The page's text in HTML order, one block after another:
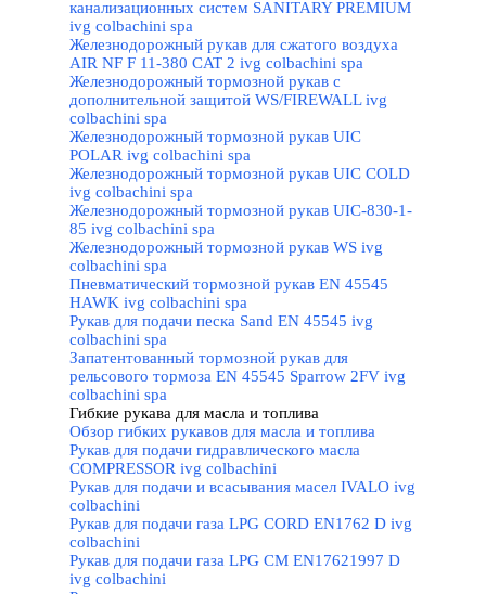
канализационных систем SANITARY PREMIUM
ivg colbachini spa
Железнодорожный рукав для сжатого воздуха
AIR NF F 11-380 CAT 2 ivg colbachini spa
Железнодорожный тормозной рукав с
дополнительной защитой WS/FIREWALL ivg
colbachini spa
Железнодорожный тормозной рукав UIC
POLAR ivg colbachini spa
Железнодорожный тормозной рукав UIC COLD
ivg colbachini spa
Железнодорожный тормозной рукав UIC-830-1-
85 ivg colbachini spa
Железнодорожный тормозной рукав WS ivg
colbachini spa
Пневматический тормозной рукав EN 45545
HAWK ivg colbachini spa
Рукав для подачи песка Sand EN 45545 ivg
colbachini spa
Запатентованный тормозной рукав для
рельсового тормоза EN 45545 Sparrow 2FV ivg
colbachini spa
Гибкие рукава для масла и топлива
Обзор гибких рукавов для масла и топлива
Рукав для подачи гидравлического масла
COMPRESSOR ivg colbachini
Рукав для подачи и всасывания масел IVALO ivg
colbachini
Рукав для подачи газа LPG CORD EN1762 D ivg
colbachini
Рукав для подачи газа LPG CM EN17621997 D
ivg colbachini